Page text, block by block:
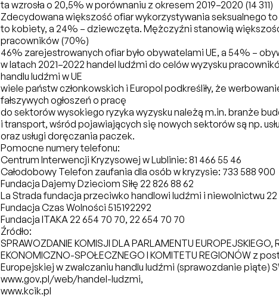
ta wzrosła o 20,5% w porównaniu z okresem 2019–2020 (14 311)
Zdecydowana większość ofiar wykorzystywania seksualnego
to kobiety, a 24% – dziewczęta. Mężczyźni stanowią
pracowników (70%)
46% zarejestrowanych ofiar było obywatelami UE, a 54% –
w latach 2021–2022 handel ludźmi do celów wyzysku
handlu ludźmi w UE
wiele państw członkowskich i Europol podkreśliły, że
fałszywych ogłoszeń o pracę
do sektorów wysokiego ryzyka wyzysku należą m.in. branże
i transport, wśród pojawiających się nowych sektorów są np.
oraz usługi doręczania paczek.
Pomocne numery telefonu:
Centrum Interwencji Kryzysowej w Lublinie: 81 466 55 46
Całodobowy Telefon zaufania dla osób w kryzysie: 733 588 900
Fundacja Dajemy Dzieciom Siłę 22 826 88 62
La Strada fundacja przeciwko handlowi ludźmi i niewolnictwu 22
Fundacja Czas Wolności 515192292
Fundacja ITAKA 22 654 70 70, 22 654 70 70
Źródło:
SPRAWOZDANIE KOMISJI DLA PARLAMENTU EUROPEJSKIEGO,
EKONOMICZNO-SPOŁECZNEGO I KOMITETU REGIONÓW z
Europejskiej w zwalczaniu handlu ludźmi (sprawozdanie piąte)
www.gov.pl/web/handel-ludzmi,
www.kcik.pl